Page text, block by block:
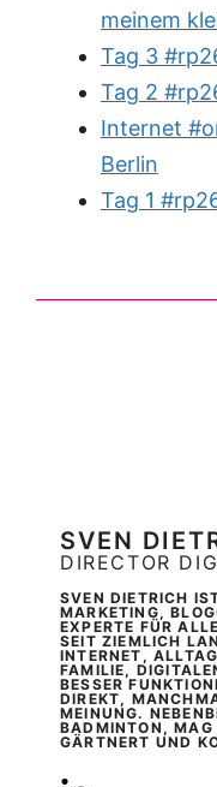
meinem
Tag 3
Tag 2
Internet
Berlin
Tag 1
SVEN
DIRECTOR
SVEN DIETRICH
MARKETING,
EXPERTE FÜR
SEIT ZIEMLICH
INTERNET,
FAMILIE,
BESSER
DIREKT,
MEINUNG.
BADMINTON, MAG
GÄRTNERT UND